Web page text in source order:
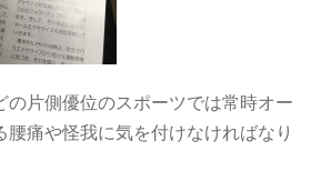
の片側優位のスポーツでは常時オー
痛や怪我に気を付けなければなり